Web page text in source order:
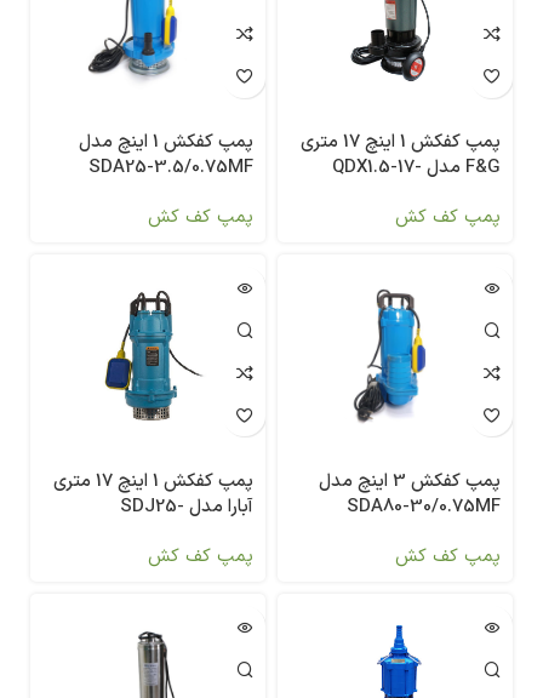
پمپ کفکش 1 اینچ 17 متری
F&G مدل QDX1.5-17-
پمپ کف کش
پمپ کفکش 1 اینچ مدل
SDA25-3.5/0.75MF
پمپ کف کش
پمپ کفکش 3 اینچ مدل
SDA80-30/0.75MF
پمپ کف کش
پمپ کفکش 1 اینچ 17 متری
آبارا مدل SDJ25-
پمپ کف کش